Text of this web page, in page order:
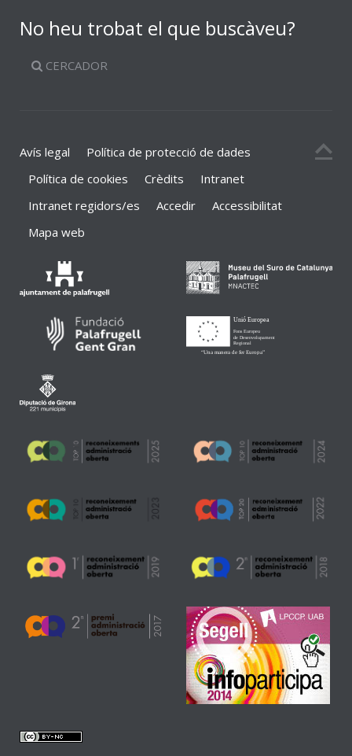
No heu trobat el que buscàveu?
CERCADOR
Avís legal
Política de protecció de dades
Política de cookies
Crèdits
Intranet
Intranet regidors/es
Accedir
Accessibilitat
Mapa web